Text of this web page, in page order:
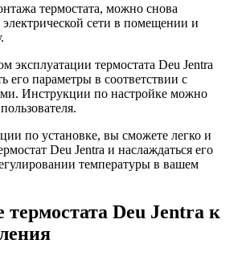
термостата, можно снова
сети в помещении и
эксплуатации термостата Deu Jentra
его параметры в соответствии с
Инструкции по настройке можно
по установке, вы сможете легко и
Deu Jentra и наслаждаться его
температуры в вашем
Deu Jentra к